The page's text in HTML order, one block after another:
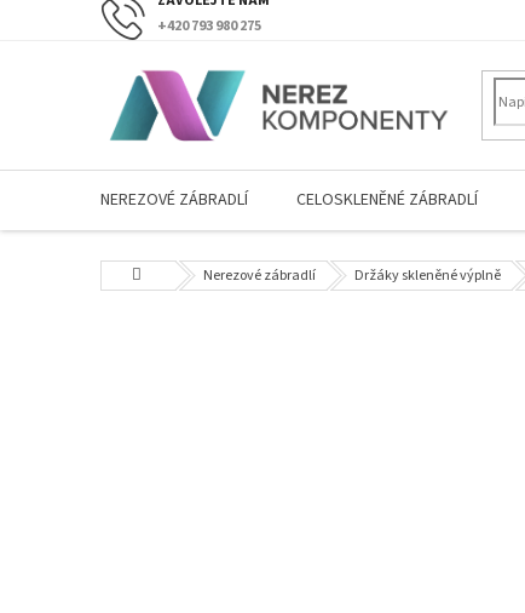
+420 793 980 275
NEREZOVÉ ZÁBRADLÍ CELOSKLENĚNÉ ZÁBRADLÍ
Domů Nerezové zábradlí Držáky skleněné výplně